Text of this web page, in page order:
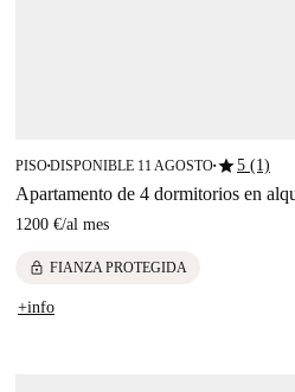
PISO■DISPONIBLE 11 AGOSTO■star5 (1)
Apartamento de 4 dormitorios en
1200 €/al mes
lock FIANZA PROTEGIDA
+info